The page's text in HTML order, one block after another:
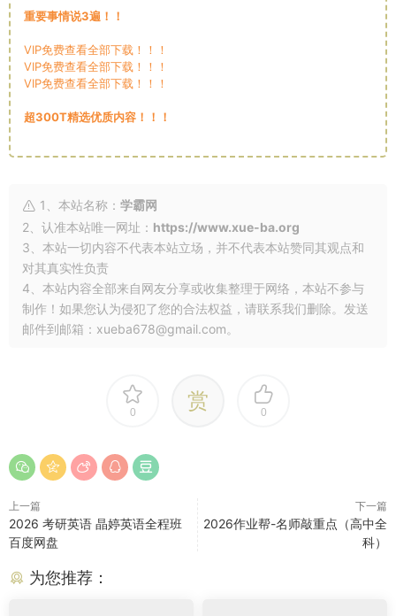
重要事情说3遍！！
VIP免费查看全部下载！！！
VIP免费查看全部下载！！！
VIP免费查看全部下载！！！
超300T精选优质内容！！！
1、本站名称： 学霸网
2、认准本站唯一网址： https://www.xue-ba.org
3、本站一切内容不代表本站立场，并不代表本站赞同其观点和
对其真实性负责
4、本站内容全部来自网友分享或收集整理于网络，本站不参与
制作！如果您认为侵犯了您的合法权益，请联系我们删除。发送
邮件到邮箱：xueba678@gmail.com。
0 赏 0
上一篇
2026 考研英语 晶婷英语全程班
百度网盘
下一篇
2026作业帮-名师敲重点（高中全
科）
为您推荐：